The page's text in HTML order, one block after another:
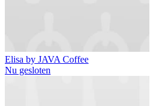
Elisa by JAVA Coffee
Nu gesloten